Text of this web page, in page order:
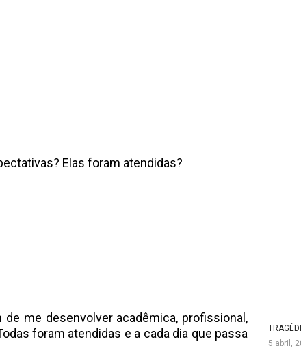
Elas foram atendidas?
me desenvolver acadêmica, profissional,
foram atendidas e a cada dia que passa
5 abril,